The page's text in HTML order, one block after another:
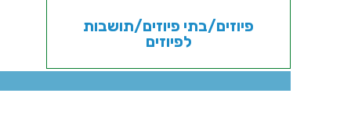
פיוזים/בתי פיוזים/תושבות
לפיוזים